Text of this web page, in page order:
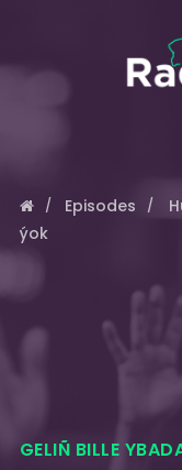
Episodes
ýok
GELIÑ BILLE